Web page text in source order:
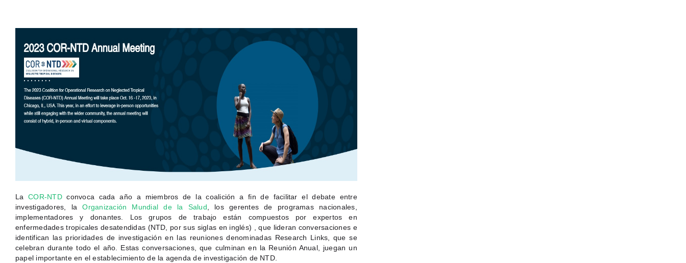
LaCOR-NTDconvoca cada año a miembros de la coalición a fin de facilitar el debate entre
investigadores, laOrganización Mundial de la Salud, los gerentes de programas nacionales,
implementadores y donantes. Los grupos de trabajo están compuestos por expertos en
enfermedades tropicales desatendidas (NTD, por sus siglas en inglés) , que lideran conversaciones e
identifican las prioridades de investigación en las reuniones denominadas Research Links, que se
celebran durante todo el año. Estas conversaciones, que culminan en la Reunión Anual, juegan un
papel importante en el establecimiento de la agenda de investigación de NTD.